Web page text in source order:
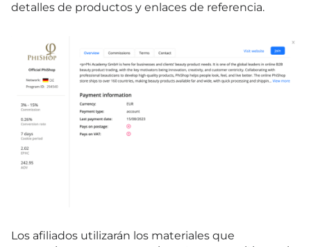
detalles de productos y enlaces de referencia.
Los afiliados utilizarán los materiales que